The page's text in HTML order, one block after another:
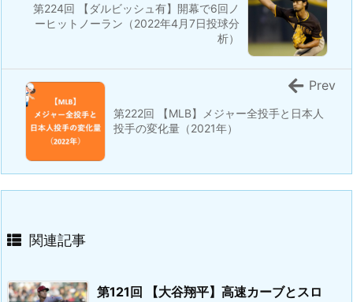
第224回 【ダルビッシュ有】開幕で6回ノ
ーヒットノーラン（2022年4月7日投球分
析）
第222回 【MLB】メジャー全投手と日本人
投手の変化量（2021年）
Prev
関連記事
第121回 【大谷翔平】高速カーブとスロ